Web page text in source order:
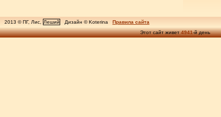
2013 © ПГ, Лис, Леший Дизайн © Koterina
Правила сайта
Этот сайт живет4941-й день